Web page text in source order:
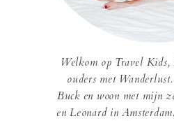
Welkom op Travel
ouders met
Buck en woon met mijn
en Leonard in